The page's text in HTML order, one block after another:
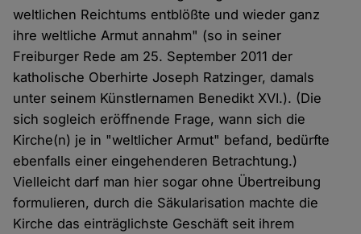
weltlichen Reichtums entblößte und wieder ganz
ihre weltliche Armut annahm" (so in seiner
Freiburger Rede am 25. September 2011 der
katholische Oberhirte Joseph Ratzinger, damals
unter seinem Künstlernamen Benedikt XVI.). (Die
sich sogleich eröffnende Frage, wann sich die
Kirche(n) je in "weltlicher Armut" befand, bedürfte
ebenfalls einer eingehenderen Betrachtung.)
Vielleicht darf man hier sogar ohne Übertreibung
formulieren, durch die Säkularisation machte die
Kirche das einträglichste Geschäft seit ihrem